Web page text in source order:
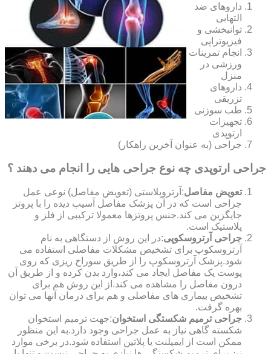
داروهای ضد
التهابی
توانبخشی و
فیزیوتراپی
انجام تمرینات
ورزشی در
منزل
داروهای
تزریقی
طب سوزنی
تجهیزات
ارتوپدی
جراحی (به عنوان آخرین راهکار)
جراحی ارتوپدی چه نوع جراحی هایی را انجام می دهند ؟
تعویض مفاصل:آرتروپلاستی (تعویض مفاصل) نوعی عمل
جراحی است که در آن پزشک مفاصل آسیب دیده را با پروتز
جایگزین می کند.جنس پروتزها معمولا ترکیبی از فلز و
پلاستیک است.
جراحی آرتروسکوپی:در این روش از دستگاهی به نام
آرتروسکوپ برای تشخیص مشکلات مفاصلی استفاده می
شود.پزشک آرتروسکوپ را از طریق سوراخ ریزی که روی
پوست یک مفاصل ایجاد می کند،وارد بدن کرده و از طریق آن
درون مفاصل را مشاهده می کند.از این روش هم برای
تشخیص بیماری های مفاصلی و هم برای درمان آنها می توان
بهره گرفت.
جراحی ترمیم شکستگی استخوان:جهت ترمیم استخوان
شکسته گاهی نیاز به عمل جراحی وجود دارد.به این منظور
ممکن است از ایمپلنت یا پلاتین استفاده شود.در برخی موارد